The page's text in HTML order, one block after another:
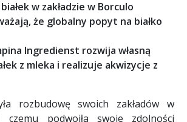
w zakładzie w Borculo
że globalny popyt na białko
Ingredienst rozwija własną
z mleka i realizuje akwizycje z
rozbudowę swoich zakładów w
czemu podwoiła swoje zdolności